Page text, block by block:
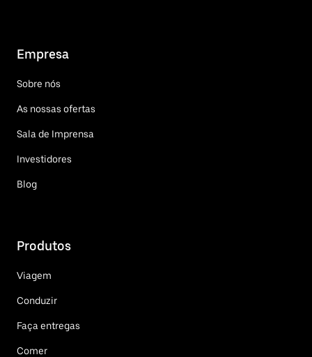
Empresa
Sobre nós
As nossas ofertas
Sala de Imprensa
Investidores
Blog
Produtos
Viagem
Conduzir
Faça entregas
Comer